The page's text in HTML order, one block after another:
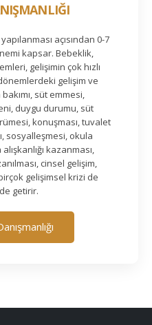
açısından 0-7
kapsar. Bebeklik,
gelişimin çok hızlı
gelişim ve
süt emmesi,
duygu durumu, süt
konuşması, tuvalet
sosyalleşmesi, okula
kazanması,
cinsel gelişim,
gelişimsel krizi de
getirir.